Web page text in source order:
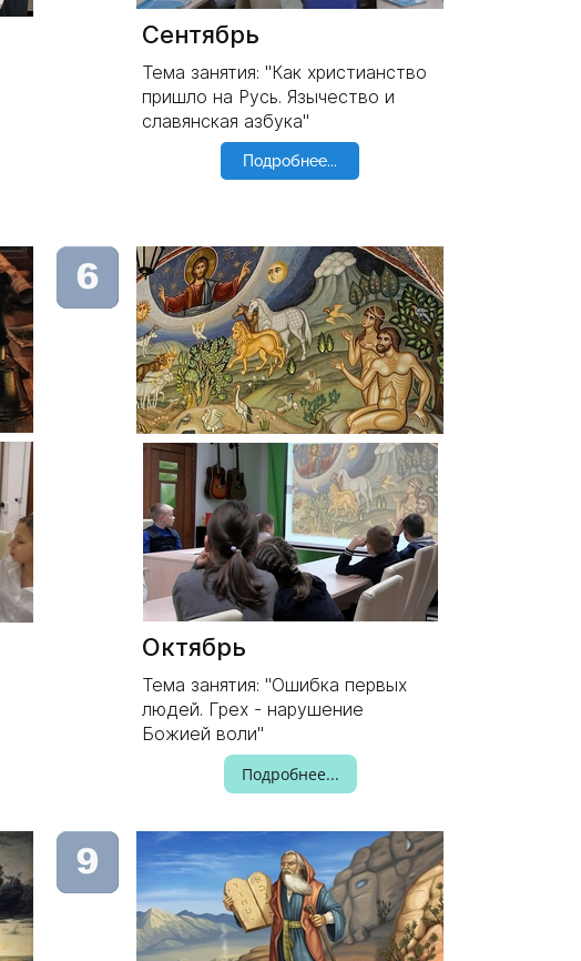
Сентябрь
Тема занятия: "Как христианство
пришло на Русь. Язычество и
славянская азбука"
Подробнее...
Октябрь
Тема занятия: "Ошибка первых
людей. Грех - нарушение
Божией воли"
Подробнее...